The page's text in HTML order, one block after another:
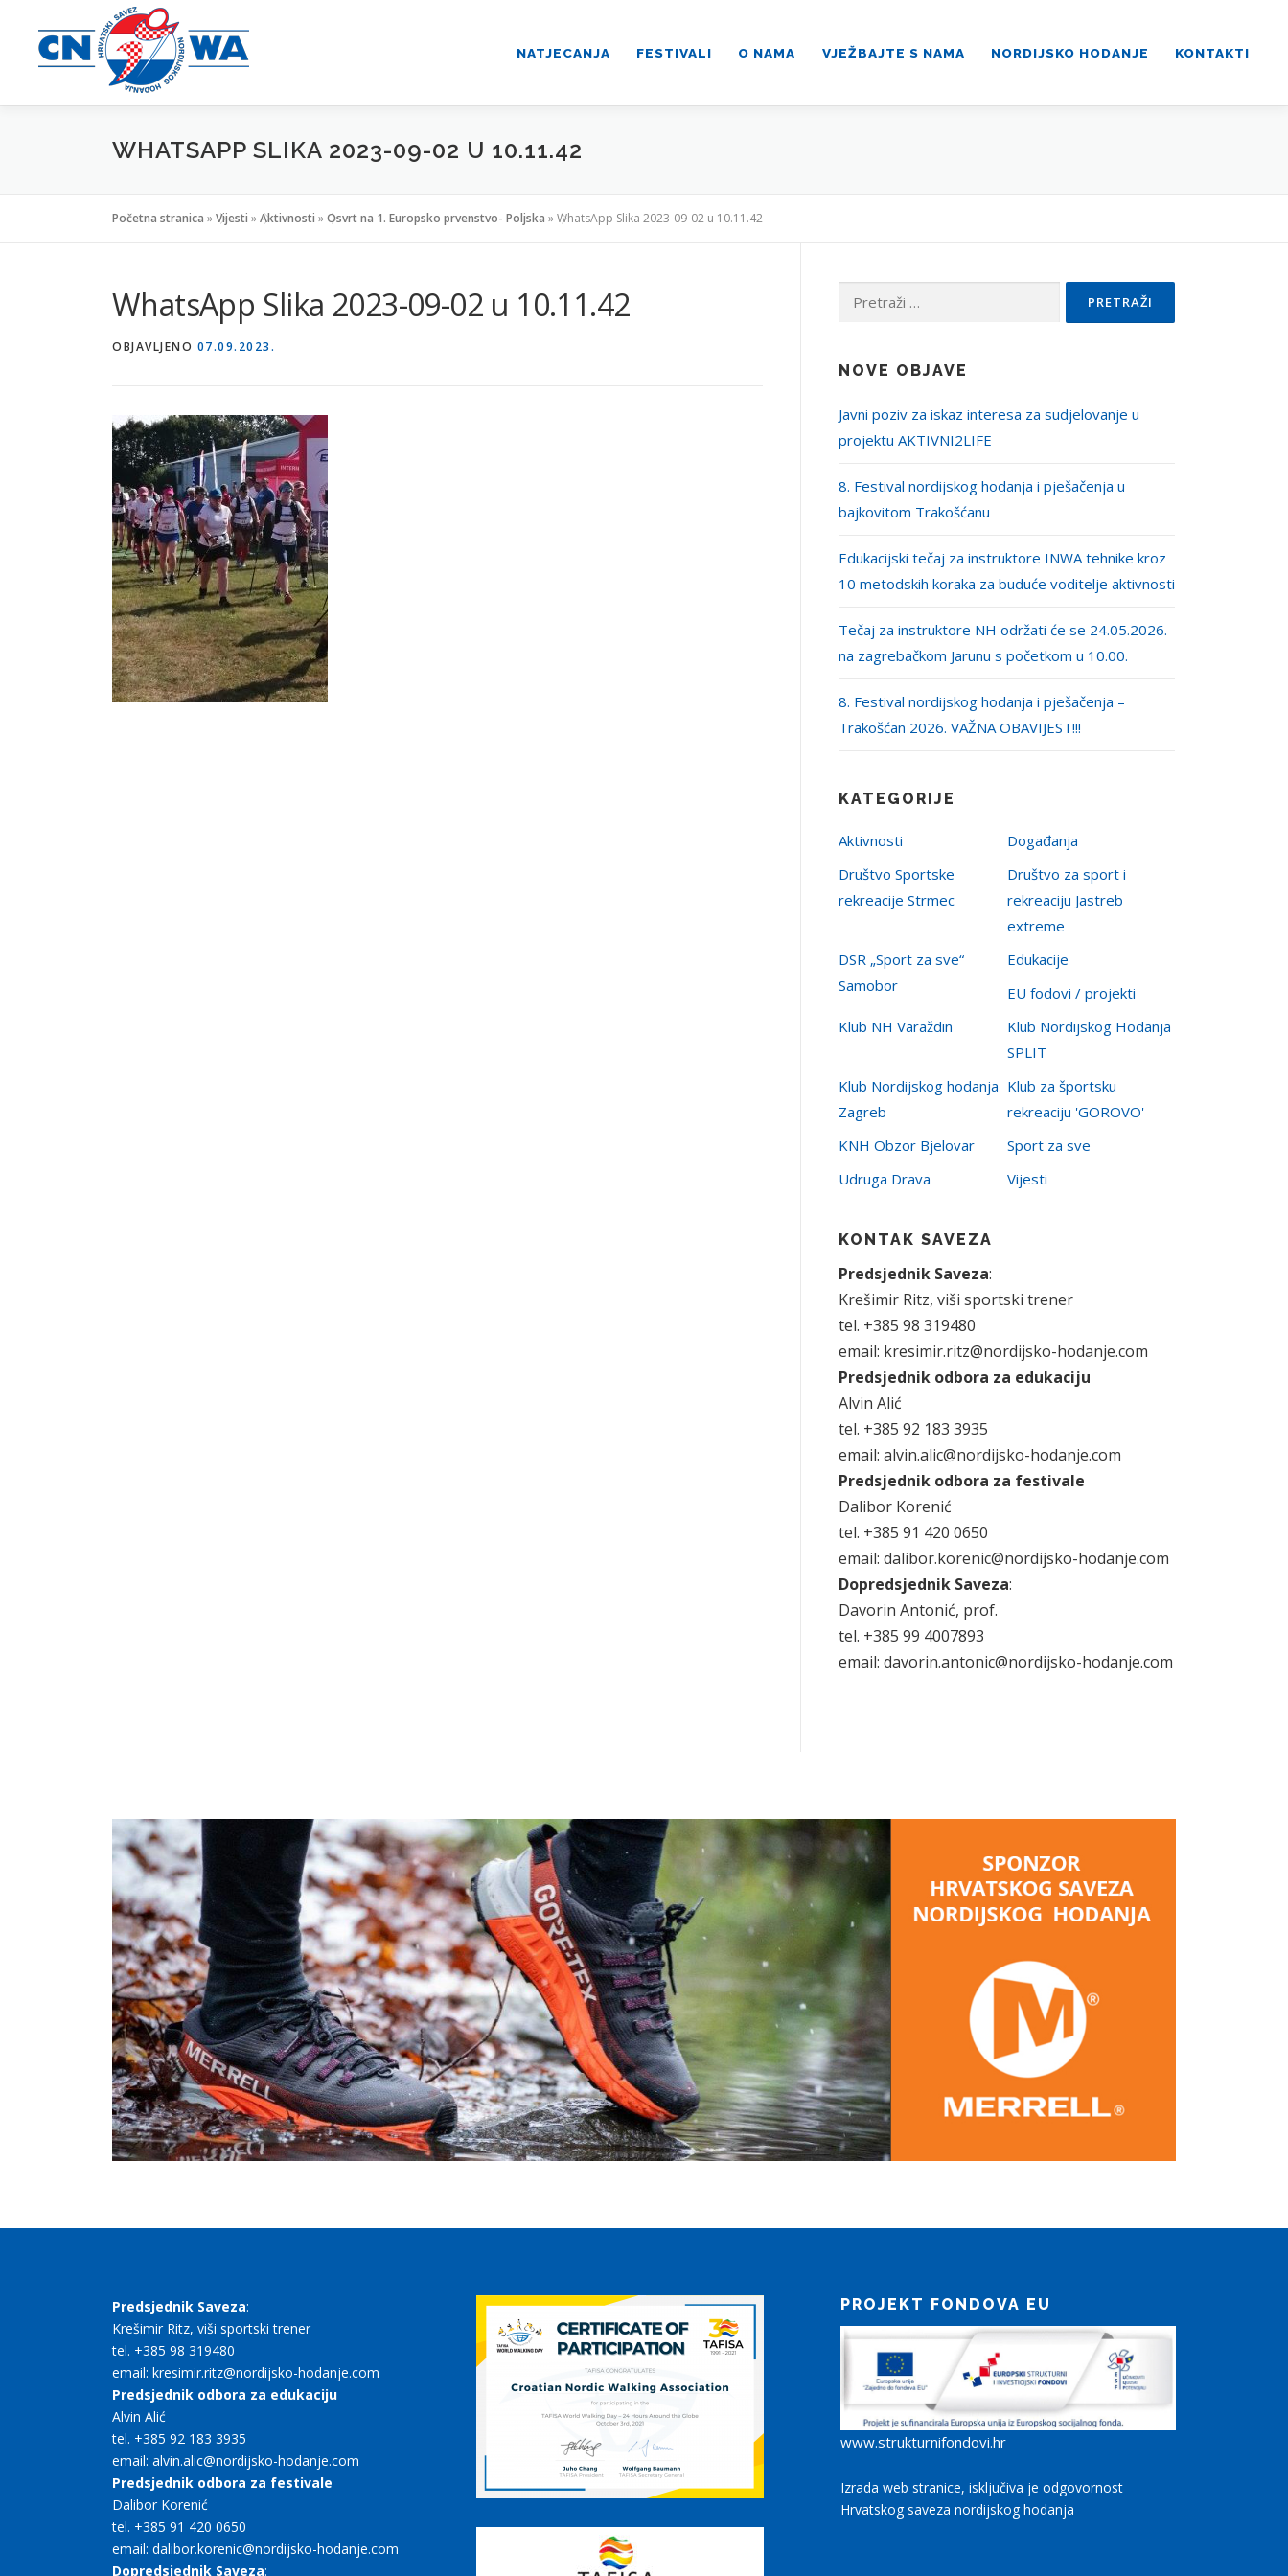
sadržaj
NATJECANJA FESTIVALI O NAMA VJEŽBAJTE S NAMA NORDIJSKO HODANJE KONTAKTI
WHATSAPP SLIKA 2023-09-02 U 10.11.42
Početna stranica »Vijesti »Aktivnosti »Osvrt na 1. Europsko prvenstvo- Poljska »WhatsApp Slika 2023-09-02 u 10.11.42
WhatsApp Slika 2023-09-02 u 10.11.42
OBJAVLJENO 07.09.2023.
Pretraži:
NOVE OBJAVE
Javni poziv za iskaz interesa za sudjelovanje u
projektu AKTIVNI2LIFE
8. Festival nordijskog hodanja i pješačenja u
bajkovitom Trakošćanu
Edukacijski tečaj za instruktore INWA tehnike kroz
10 metodskih koraka za buduće voditelje aktivnosti
Tečaj za instruktore NH održati će se 24.05.2026.
na zagrebačkom Jarunu s početkom u 10.00.
8. Festival nordijskog hodanja i pješačenja –
Trakošćan 2026. VAŽNA OBAVIJEST!!!
KATEGORIJE
Aktivnosti
Događanja
Društvo Sportske
rekreacije Strmec
Društvo za sport i
rekreaciju Jastreb
extreme
DSR „Sport za sve“
Samobor
Edukacije
EU fodovi / projekti
Klub NH Varaždin
Klub Nordijskog Hodanja
SPLIT
Klub Nordijskog hodanja
Zagreb
Klub za športsku
rekreaciju 'GOROVO'
KNH Obzor Bjelovar
Sport za sve
Udruga Drava
Vijesti
KONTAK SAVEZA
Predsjednik Saveza:
Krešimir Ritz, viši sportski trener
tel. +385 98 319480
email: kresimir.ritz@nordijsko-hodanje.com
Predsjednik odbora za edukaciju
Alvin Alić
tel. +385 92 183 3935
email: alvin.alic@nordijsko-hodanje.com
Predsjednik odbora za festivale
Dalibor Korenić
tel. +385 91 420 0650
email: dalibor.korenic@nordijsko-hodanje.com
Dopredsjednik Saveza:
Davorin Antonić, prof.
tel. +385 99 4007893
email: davorin.antonic@nordijsko-hodanje.com
Predsjednik Saveza:
Krešimir Ritz, viši sportski trener
tel. +385 98 319480
email: kresimir.ritz@nordijsko-hodanje.com
Predsjednik odbora za edukaciju
Alvin Alić
tel. +385 92 183 3935
email: alvin.alic@nordijsko-hodanje.com
Predsjednik odbora za festivale
Dalibor Korenić
tel. +385 91 420 0650
email: dalibor.korenic@nordijsko-hodanje.com
Dopredsjednik Saveza:
PROJEKT FONDOVA EU
www.strukturnifondovi.hr
Izrada web stranice, isključiva je odgovornost
Hrvatskog saveza nordijskog hodanja